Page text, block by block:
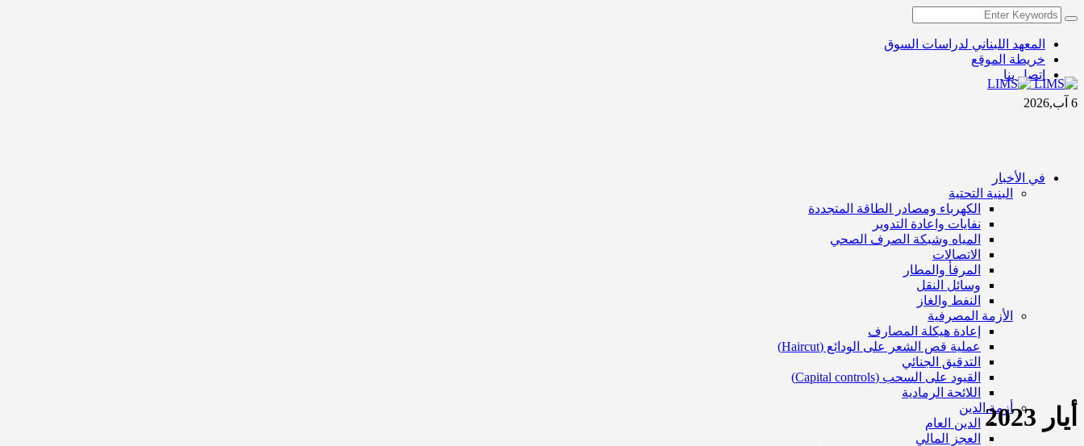
المعهد اللبناني لدراسات السوق
خريطة الموقع
اتصل بنا
6 آب,2026
في الأخبار
البنية التحتية
الكهرباء ومصادر الطاقة المتجددة
نفايات واعادة التدوير
المياه وشبكة الصرف الصحي
الاتصالات
المرفأ والمطار
وسائل النقل
النفط والغاز
الأزمة المصرفية
إعادة هيكلة المصارف
عملية قص الشعر على الودائع (Haircut)
التدقيق الجنائي
القيود على السحب (Capital controls)
اللائحة الرمادية
أزمة الدين
الدين العام
العجز المالي
أيار 2023